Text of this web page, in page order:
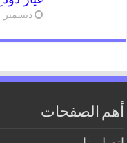
ديسمبر 1, 2023
أهم الصفحات